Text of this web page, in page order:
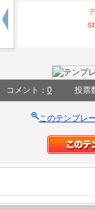
コメント： 0 投票
このテンプレ